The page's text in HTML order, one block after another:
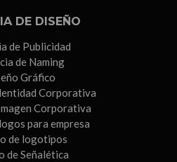
DE DISEÑO
de Publicidad
de Naming
Gráfico
Corporativa
Corporativa
para empresa
de logotipos
de Señalética